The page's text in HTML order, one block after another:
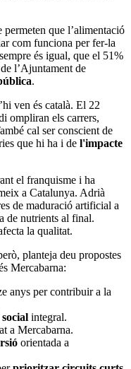
permeten que l’alimentació
com funciona per fer-la
és igual, que el 51%
l’Ajuntament de
.
ven és català. El 22
ompliran els carrers,
cal ser conscient de
que hi ha i de l'impacte
el franquisme i ha
a Catalunya. Adrià
de maduració artificial a
de nutrients al final.
la qualitat.
planteja deu propostes
Mercabarna:
anys per contribuir a la
integral.
a Mercabarna.
orientada a